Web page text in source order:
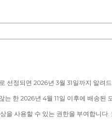
선정되면 2026년 3월 31일까지 알
한 2026년 4월 11일 이후에 배송된
사용할 수 있는 권한을 부여합니